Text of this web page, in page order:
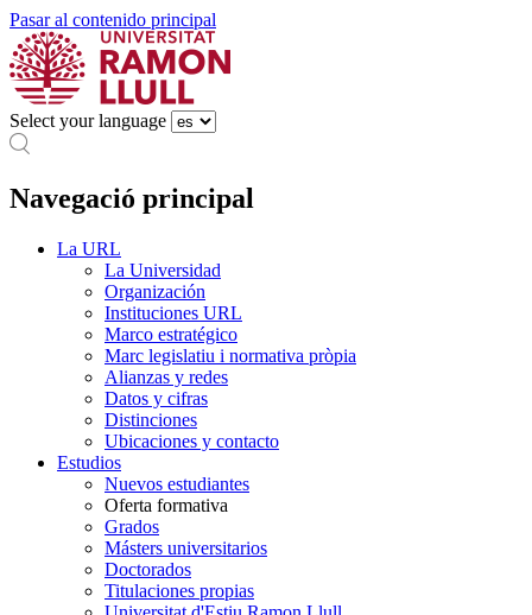
Pasar al contenido principal
Select your language
Navegació principal
La URL
La Universidad
Organización
Instituciones URL
Marco estratégico
Marc legislatiu i normativa pròpia
Alianzas y redes
Datos y cifras
Distinciones
Ubicaciones y contacto
Estudios
Nuevos estudiantes
Oferta formativa
Grados
Másters universitarios
Doctorados
Titulaciones propias